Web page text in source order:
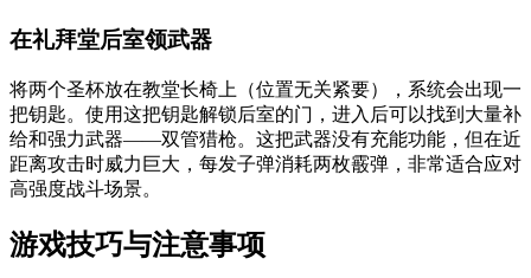
在礼拜堂后室领武器
将两个圣杯放在教堂长椅上（位置无关紧要），系统会出现一
把钥匙。使用这把钥匙解锁后室的门，进入后可以找到大量补
给和强力武器——双管猎枪。这把武器没有充能功能，但在近
距离攻击时威力巨大，每发子弹消耗两枚霰弹，非常适合应对
高强度战斗场景。
游戏技巧与注意事项